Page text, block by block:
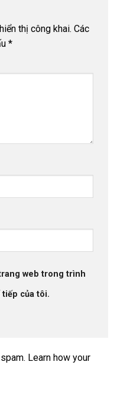
thị công khai. Các
*
web trong trình
của tôi.
Learn how your